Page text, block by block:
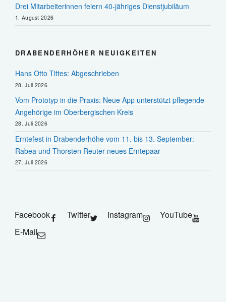
Drei Mitarbeiterinnen feiern 40-jähriges Dienstjubiläum
1. August 2026
DRABENDERHÖHER NEUIGKEITEN
Hans Otto Tittes: Abgeschrieben
28. Juli 2026
Vom Prototyp in die Praxis: Neue App unterstützt pflegende
Angehörige im Oberbergischen Kreis
28. Juli 2026
Erntefest in Drabenderhöhe vom 11. bis 13. September:
Rabea und Thorsten Reuter neues Erntepaar
27. Juli 2026
Facebook Twitter Instagram
YouTube
E-Mail